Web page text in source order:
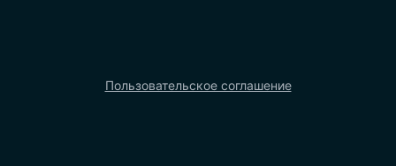
Пользовательское соглашение